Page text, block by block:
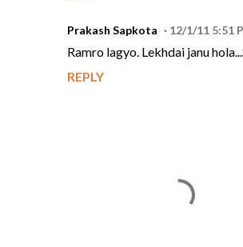
Prakash Sapkota 12/1/11 5:51
Ramro lagyo. Lekhdai janu
REPLY